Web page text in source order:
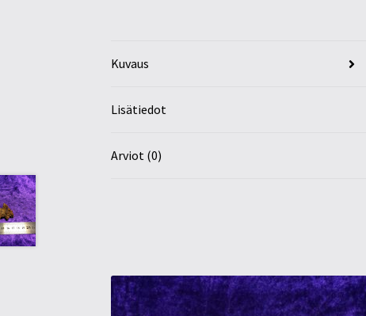
Kuvaus
Lisätiedot
Arviot (0)